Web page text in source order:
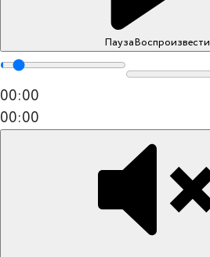
ПаузаВоспроизвести
00:00
00:00